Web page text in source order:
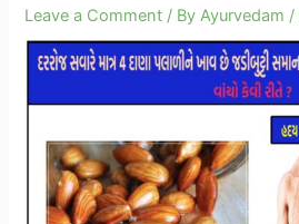
Leave a Comment / ByAyurvedam /